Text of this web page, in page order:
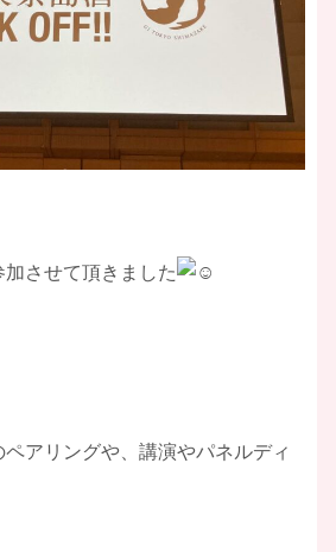
させて頂きました
アリングや、講演やパネルディ